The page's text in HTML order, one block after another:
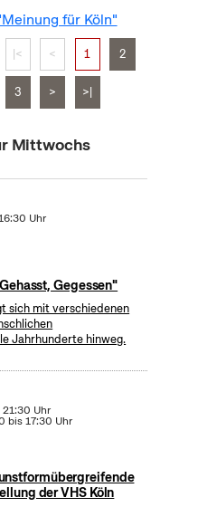
für Köln"
|< < 1 2
3 > >|
Mittwochs
Uhr
Gegessen"
sich mit verschiedenen
Jahrhunderte hinweg.
Uhr
bis 17:30 Uhr
der VHS Köln